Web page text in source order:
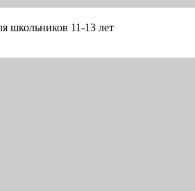
школьников 11-13 лет